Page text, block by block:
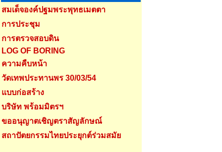
สมเด็จองค์ปฐมพระพุทธเมตตา
การประชุม
การตรวจสอบดิน
LOG OF BORING
ความคืบหน้า
วัดเทพประทานพร 30/03/54
แบบก่อสร้าง
บริษัท พร้อมมิตรฯ
ขออนุญาตเชิญตราสัญลักษณ์
สถาปัตยกรรมไทยประยุกต์ร่วมสมัย